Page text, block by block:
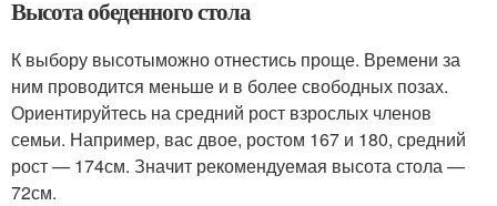
Высота обеденного стола
К выбору высотыможно отнестись проще. Времени за
ним проводится меньше и в более свободных позах.
Ориентируйтесь на средний рост взрослых членов
семьи. Например, вас двое, ростом 167 и 180, средний
рост — 174см. Значит рекомендуемая высота стола —
72см.